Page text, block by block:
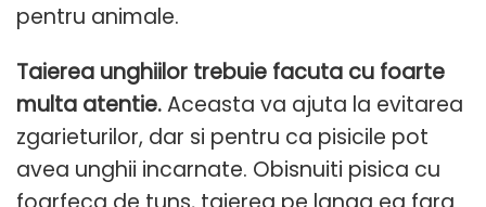
pentru animale.
Taierea unghiilor trebuie facuta cu foarte
multa atentie.Aceasta va ajuta la evitarea
zgarieturilor, dar si pentru ca pisicile pot
avea unghii incarnate. Obisnuiti pisica cu